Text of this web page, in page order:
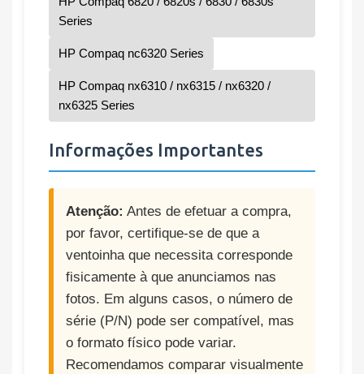
Series
HP Compaq nc6320 Series
HP Compaq nx6310 / nx6315 / nx6320 /
nx6325 Series
Informações Importantes
Atenção: Antes de efetuar a compra,
por favor, certifique-se de que a
ventoinha que necessita corresponde
fisicamente à que anunciamos nas
fotos. Em alguns casos, o número de
série (P/N) pode ser compatível, mas
o formato físico pode variar.
Recomendamos comparar visualmente